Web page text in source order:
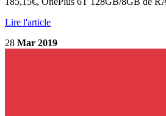
Lire l'article
28 Mar 2019